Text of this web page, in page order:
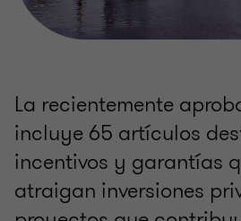
La recientemente
incluye 65 artículos
incentivos y garantías
atraigan inversiones